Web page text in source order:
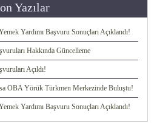
Yazılar
Yardımı Başvuru Sonuçları Açıklandı!
Hakkında Güncelleme
Açıldı!
OBA Yörük Türkmen Merkezinde Buluştu!
Yardımı Başvuru Sonuçları Açıklandı!